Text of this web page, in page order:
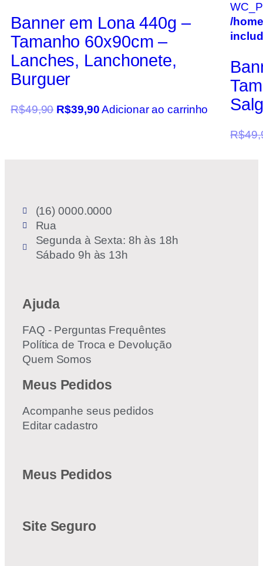
Banner em Lona 440g –
Tamanho 60x90cm –
Lanches, Lanchonete,
Burguer
R$49,90 R$39,90 Adicionar ao carrinho
/
R$
(16) 0000.0000
Rua
Segunda à Sexta: 8h às 18h
Sábado 9h às 13h
Ajuda
FAQ - Perguntas Frequêntes
Política de Troca e Devolução
Quem Somos
Meus Pedidos
Acompanhe seus pedidos
Editar cadastro
Meus Pedidos
Site Seguro